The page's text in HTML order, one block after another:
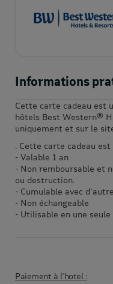
Informations
Cette carte cadeau est
hôtels Best Western®
uniquement et sur le
. Cette carte cadeau est
- Valable 1 an
- Non remboursable et
ou destruction.
- Cumulable avec
- Non échangeable
- Utilisable en une seule
Paiement à l'hotel :